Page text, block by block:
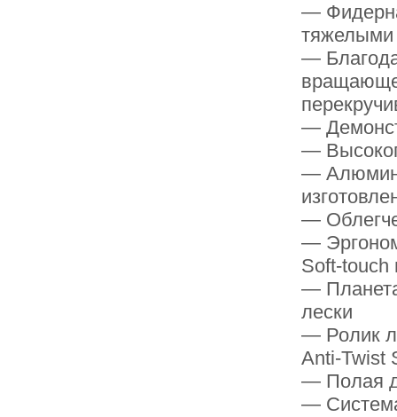
—
тяжелыми
—
—
—
—
—
—
Soft-touch
—
лески
— Ролик
Anti-Twist
— Полая
—